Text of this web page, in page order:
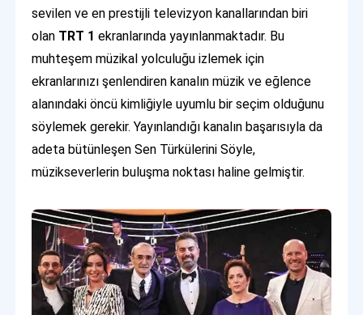
sevilen ve en prestijli televizyon kanallarından biri
olan TRT 1 ekranlarında yayınlanmaktadır. Bu
muhteşem müzikal yolculuğu izlemek için
ekranlarınızı şenlendiren kanalın müzik ve eğlence
alanındaki öncü kimliğiyle uyumlu bir seçim olduğunu
söylemek gerekir. Yayınlandığı kanalın başarısıyla da
adeta bütünleşen Sen Türkülerini Söyle,
müzikseverlerin buluşma noktası haline gelmiştir.